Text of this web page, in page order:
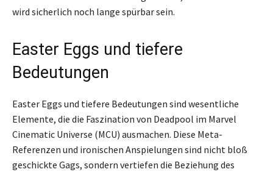
wird sicherlich noch lange spürbar sein.
Easter Eggs und tiefere
Bedeutungen
Easter Eggs und tiefere Bedeutungen sind wesentliche
Elemente, die die Faszination von Deadpool im Marvel
Cinematic Universe (MCU) ausmachen. Diese Meta-
Referenzen und ironischen Anspielungen sind nicht bloß
geschickte Gags, sondern vertiefen die Beziehung des